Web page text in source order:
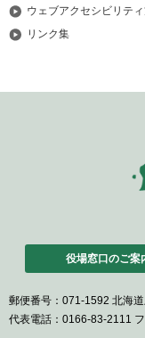
ウェブアクセシビリテ
リンク集
役場窓口のご案
郵便番号：071-1592 北海
代表電話：0166-83-2111